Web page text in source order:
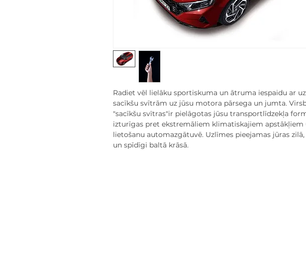
Radiet vēl lielāku sportiskuma un ātruma iespaidu ar
sacīkšu svītrām uz jūsu motora pārsega un jumta.
"sacīkšu svītras"ir pielāgotas jūsu transportlīdzekļa
izturīgas pret ekstremāliem klimatiskajiem apstākļiem
lietošanu automazgātuvē. Uzlīmes pieejamas jūras
un spīdīgi baltā krāsā.